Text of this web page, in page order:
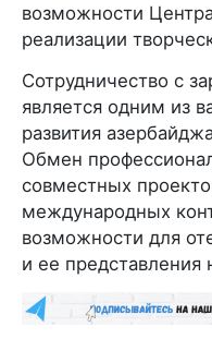
возможности
реализации
Сотрудничество с
является одним из
развития
Обмен
совместных
международных
возможности для
и ее представления